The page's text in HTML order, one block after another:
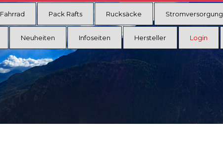
Fahrrad Pack Rafts Rucksäcke Stromversorgung
Neuheiten Infoseiten Hersteller Login